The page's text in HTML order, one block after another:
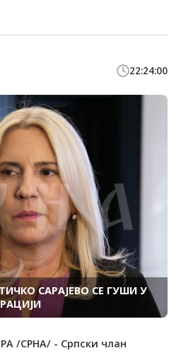
22:24:00
САРАЈЕВО СЕ ГУШИ У
/СРНА/ - Српски члан